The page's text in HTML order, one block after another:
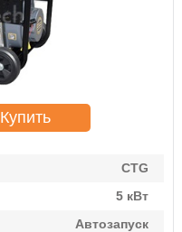
Купить
CTG
5 кВт
Автозапуск